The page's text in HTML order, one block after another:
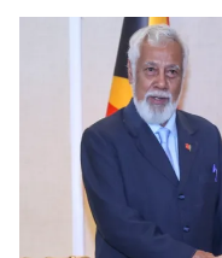
Tin tức
Thế giới đó đây
Câu chuyện quốc tế
Thị trường
Góc doanh nghiệp
Dữ liệu và đời sống
Truyền hình
Phim VTV
Giải trí